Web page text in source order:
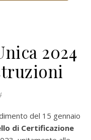
2024
del 15 gennaio
di Certificazione